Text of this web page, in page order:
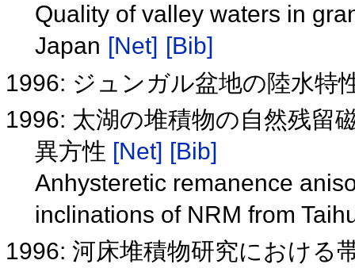
Quality of valley waters in
Japan [Net] [Bib]
1996: ジュンガル盆地の陸水特
1996: 太湖の堆積物の自然残留
異方性 [Net] [Bib]
Anhysteretic remanence
inclinations of NRM from
1996: 河床堆積物研究における